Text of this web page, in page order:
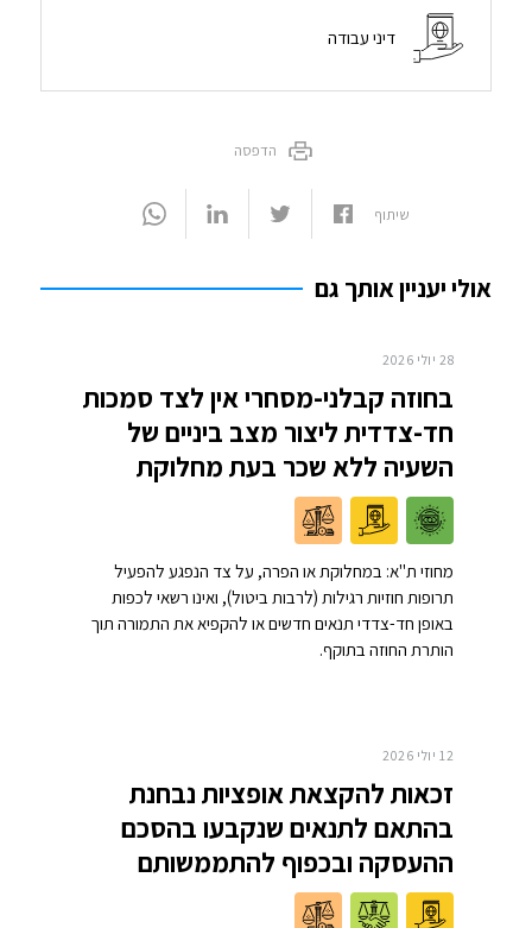
דיני עבודה
הדפסה
שיתוף
אולי יעניין אותך גם
28 יולי 2026
בחוזה קבלני-מסחרי אין לצד סמכות
חד-צדדית ליצור מצב ביניים של
השעיה ללא שכר בעת מחלוקת
מחוזי ת"א: במחלוקת או הפרה, על צד הנפגע להפעיל
תרופות חוזיות רגילות (לרבות ביטול), ואינו רשאי לכפות
באופן חד-צדדי תנאים חדשים או להקפיא את התמורה תוך
הותרת החוזה בתוקף.
12 יולי 2026
זכאות להקצאת אופציות נבחנת
בהתאם לתנאים שנקבעו בהסכם
ההעסקה ובכפוף להתממשותם